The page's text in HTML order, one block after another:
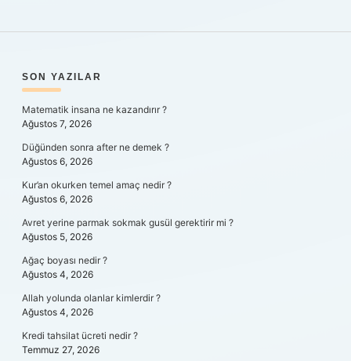
SIDEBAR
SON YAZILAR
Matematik insana ne kazandırır ?
Ağustos 7, 2026
Düğünden sonra after ne demek ?
Ağustos 6, 2026
Kur’an okurken temel amaç nedir ?
Ağustos 6, 2026
Avret yerine parmak sokmak gusül gerektirir mi ?
Ağustos 5, 2026
Ağaç boyası nedir ?
Ağustos 4, 2026
Allah yolunda olanlar kimlerdir ?
Ağustos 4, 2026
Kredi tahsilat ücreti nedir ?
Temmuz 27, 2026